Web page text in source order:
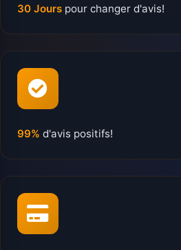
30 Jours pour changer d'avis!
99% d'avis positifs!